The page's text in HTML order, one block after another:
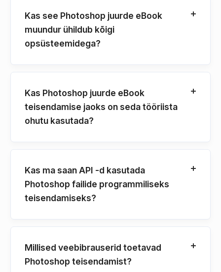
Kas see Photoshop juurde eBook
muundur ühildub kõigi
opsüsteemidega?
Kas Photoshop juurde eBook
teisendamise jaoks on seda tööriista
ohutu kasutada?
Kas ma saan API -d kasutada
Photoshop failide programmiliseks
teisendamiseks?
Millised veebibrauserid toetavad
Photoshop teisendamist?